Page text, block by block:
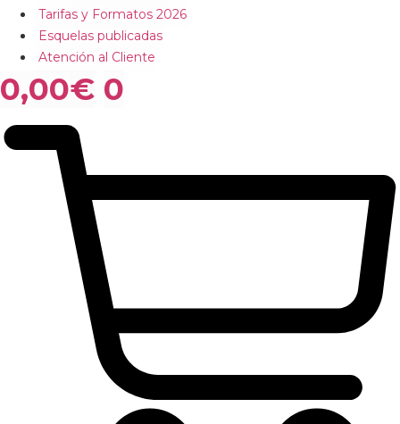
Tarifas y Formatos 2026
Esquelas publicadas
Atención al Cliente
0,00€ 0